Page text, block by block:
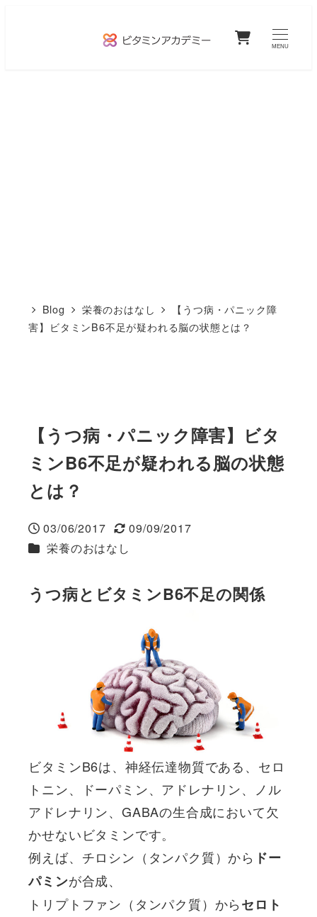
0
MENU
Blog 栄養のおはなし
【うつ病・パニック障
害】ビタミンB6不足が疑われる脳の状態とは？
【うつ病・パニック障害】ビタ
ミンB6不足が疑われる脳の状態
とは？
投稿日
03/06/2017
更新日
09/09/2017
カテゴリー
栄養のおはなし
うつ病とビタミンB6不足の関係
ビタミンB6は、神経伝達物質である、セロ
トニン、ドーパミン、アドレナリン、ノル
アドレナリン、GABAの生合成において欠
かせないビタミンです。
例えば、チロシン（タンパク質）から ドー
パミンが合成、
トリプトファン（タンパク質）からセロト